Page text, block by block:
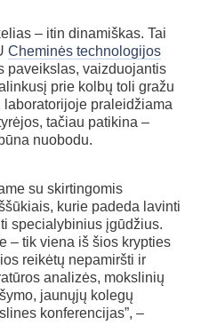
– itin dinamiškas. Tai
Cheminės technologijos
paveikslas, vaizduojantis
prie kolbų toli gražu
praleidžiama
tačiau patikina –
nuobodu.
su skirtingomis
kurie padeda lavinti
specialybinius įgūdžius.
– tik viena iš šios krypties
reikėtų nepamiršti ir
analizės, mokslinių
jaunųjų kolegų
konferencijas”, –